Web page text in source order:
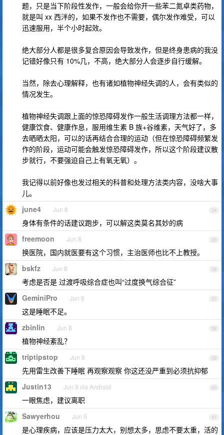
题，只是当下阶段性发作，一般会给你开一些苯二氮卓类药物，
就是叫 xx 西泮的，如果不发作也不需要，偶尔发作难受，可以
迅速服用，半个小时起效。
绝大部分人都是很多复合原因会导致发作，但是终身患病的我没
记错好像只有 10%几，不高，绝大部分人会逐步自行缓解。
当然，除去心理解释，也有诸如植物神经失调的人，会有类似的
情况发生。
植物神经失调跟上面的惊恐障碍发作一般生活调理方法都一样，
健康饮食、健康作息，服用维生素 B 族+谷维素，天气好了，多
去晒晒太阳，可以的话再结合合理的运动（但在惊恐障碍频繁发
作的阶段，运动可能会触发惊恐障碍发作，所以这个阶段建议散
步就行，不要强迫自己上有氧无氧）。
我记得以前好像也发过相关的科普和处理方法类内容，没啥大事
儿。
34
june4 Jun 8
身体有条件的话建议跑步，可以解这类莫名其妙的病
35
freemoon Jun 8
换医院，国内就医要有这个习惯，主治医师也比不上教授。
36
bskfz Jun 8
考虑是否是 过渡呼吸综合症也叫“过度换气综合征”
37
GeminiPro Jun 8
这是睡眠不足。
38
zbinlin Jun 8
植物神经紊乱？
39
triptipstop Jun 8
先用雷生改善下睡眠 再观察观察 你这还没严重到必须抗抑郁
40
Justin13 Jun 9 via Android
一眼焦虑，建议离职
41
Sawyerhou Jun 9
是心理疾病，应该是压力太大，别想太多，思虑不要太重，活的